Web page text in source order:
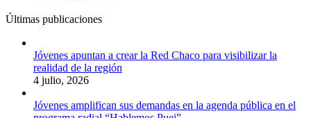
Últimas publicaciones
Jóvenes apuntan a crear la Red Chaco para visibilizar la
realidad de la región
4 julio, 2026
Jóvenes amplifican sus demandas en la agenda pública en el